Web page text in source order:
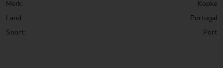
Merk:
Kopke
Land:
Portugal
Soort:
Port